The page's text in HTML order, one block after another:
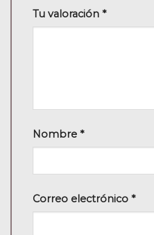
Tu valoración *
Nombre *
Correo electrónico *